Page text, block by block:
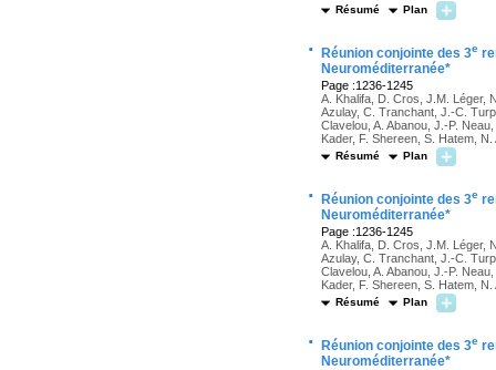
Résumé Plan
· Réunion conjointe des 3e
Neuroméditerranée*
Page :1236-1245
A. Khalifa, D. Cros, J.M. Léger,
Azulay, C. Tranchant, J.-C.
Clavelou, A. Abanou, J.-P.
Kader, F. Shereen, S. Hatem,
Résumé Plan
· Réunion conjointe des 3e
Neuroméditerranée*
Page :1236-1245
A. Khalifa, D. Cros, J.M. Léger,
Azulay, C. Tranchant, J.-C.
Clavelou, A. Abanou, J.-P.
Kader, F. Shereen, S. Hatem,
Résumé Plan
· Réunion conjointe des 3e
Neuroméditerranée*